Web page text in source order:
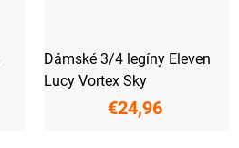
Dámské 3/4 legíny Eleven
Lucy Vortex Sky
€24,96